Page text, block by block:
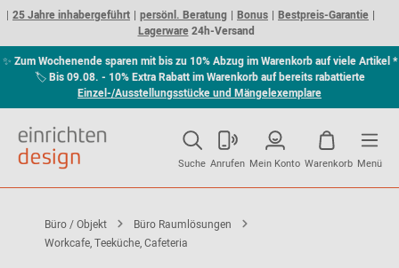
25 Jahre inhabergeführt persönl. Beratung Bonus
Bestpreis-Garantie
Lagerware24h-Versand
✨ Zum Wochenende sparen mit bis zu 10% Abzug im Warenkorb auf viele Artikel *
🏷Bis 09.08. - 10% Extra Rabatt im Warenkorb auf bereits rabattierte
Einzel-/Ausstellungsstücke und Mängelexemplare
Suche Anrufen Mein Konto Warenkorb Menü
Büro / Objekt
Büro Raumlösungen
Workcafe, Teeküche, Cafeteria